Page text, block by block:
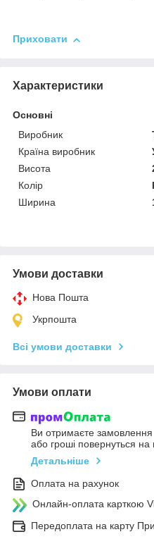
Приховати
Характеристики
Основні
Виробник
Країна виробник
Висота
Колір
Ширина
Умови доставки
Нова Пошта
Укрпошта
Всі умови доставки
Умови оплати
Ви отримаєте замовлення
або гроші повернуться на
Детальніше
Оплата на рахунок
Онлайн-оплата карткою
Передоплата на карту